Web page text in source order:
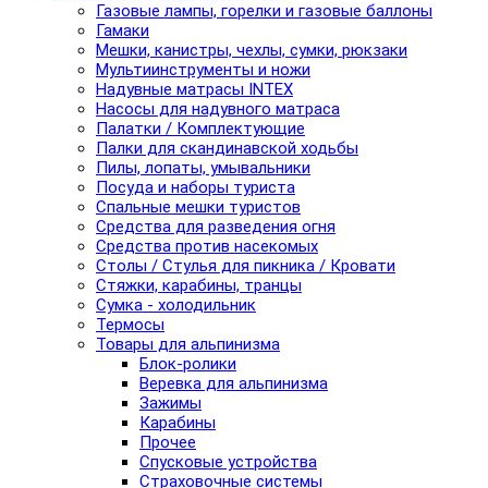
Газовые лампы, горелки и газовые баллоны
Гамаки
Мешки, канистры, чехлы, сумки, рюкзаки
Мультиинструменты и ножи
Надувные матрасы INTEX
Насосы для надувного матраса
Палатки / Комплектующие
Палки для скандинавской ходьбы
Пилы, лопаты, умывальники
Посуда и наборы туриста
Спальные мешки туристов
Средства для разведения огня
Средства против насекомых
Столы / Стулья для пикника / Кровати
Стяжки, карабины, транцы
Сумка - холодильник
Термосы
Товары для альпинизма
Блок-ролики
Веревка для альпинизма
Зажимы
Карабины
Прочее
Спусковые устройства
Страховочные системы